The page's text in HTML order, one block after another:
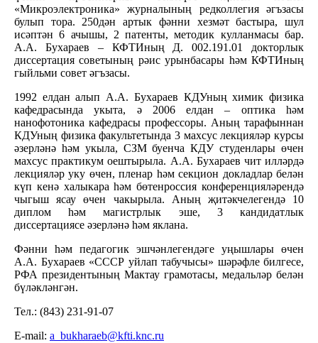
«Микроэлектроника» журналының редколлегия әгъзасы
булып тора. 250дән артык фәнни хезмәт бастыра, шул
исәптән 6 ачышы, 2 патенты, методик кулланмасы бар.
А.А. Бухараев – КФТИның Д. 002.191.01 докторлык
диссертация советының рәис урынбасары һәм КФТИның
гыйльми совет әгъзасы.
1992 елдан алып А.А. Бухараев КДУның химик физика
кафедрасында укыта, ә 2006 елдан – оптика һәм
нанофотоника кафедрасы профессоры. Аның тарафыннан
КДУның физика факультетында 3 махсус лекцияләр курсы
әзерләнә һәм укыла, СЗМ буенча КДУ студенлары өчен
махсус практикум оештырыла. А.А. Бухараев чит илләрдә
лекцияләр уку өчен, пленар һәм секцион докладлар белән
күп кенә халыкара һәм бөтенроссия конференцияләрендә
чыгыш ясау өчен чакырыла. Аның җитәкчелегендә 10
диплом һәм магистрлык эше, 3 кандидатлык
диссертациясе әзерләнә һәм яклана.
Фәнни һәм педагогик эшчәнлегендәге уңышлары өчен
А.А. Бухараев «СССР уйлап табучысы» шәрәфле билгесе,
РФА президентының Мактау грамотасы, медальләр белән
бүләкләнгән.
Тел.: (843) 231-91-07
E-mail: а_bukharaeb@kfti.knc.ru